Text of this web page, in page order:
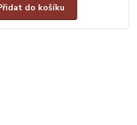
do košíku